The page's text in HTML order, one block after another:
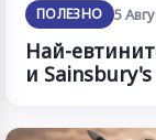
ПОЛЕЗНО 5
Най-
и Sainsbury's